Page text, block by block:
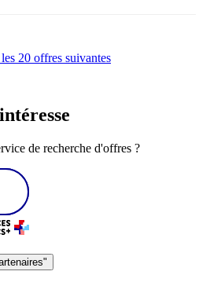
20 offres suivantes
de recherche d'offres ?